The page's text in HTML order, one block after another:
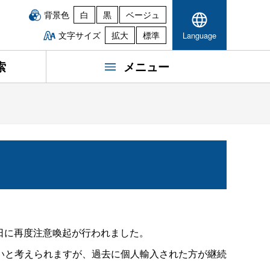
背景色 白 黒
ベージュ
文字サイズ
拡大 標準 Language
メニュー
再度注意喚起が行われました。
考えられますが、過去に個人輸入された方が継続